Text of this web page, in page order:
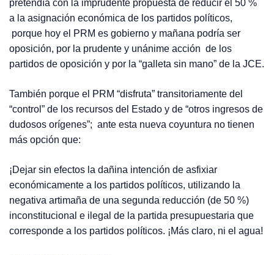
pretendía con la imprudente propuesta de reducir el 50 %
a la asignación económica de los partidos políticos,
porque hoy el PRM es gobierno y mañana podría ser
oposición, por la prudente y unánime acción de los
partidos de oposición y por la “galleta sin mano” de la JCE.
También porque el PRM “disfruta” transitoriamente del
“control” de los recursos del Estado y de “otros ingresos de
dudosos orígenes”; ante esta nueva coyuntura no tienen
más opción que:
¡Dejar sin efectos la dañina intención de asfixiar
económicamente a los partidos políticos, utilizando la
negativa artimaña de una segunda reducción (de 50 %)
inconstitucional e ilegal de la partida presupuestaria que
corresponde a los partidos políticos. ¡Más claro, ni el agua!